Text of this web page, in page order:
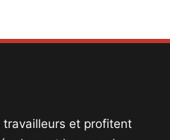
travailleurs et profitent